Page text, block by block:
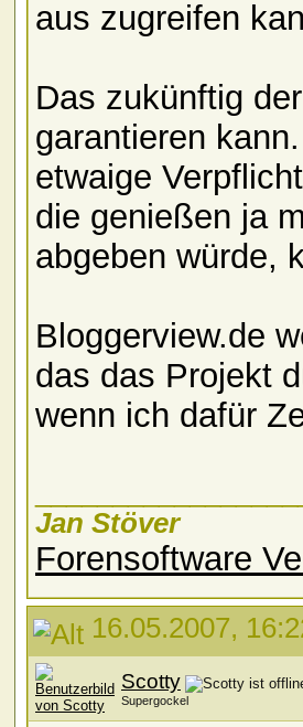
aus zugreifen
Das zukünftig
garantieren
etwaige
die genießen ja
abgeben würde,
Bloggerview.de
das das Projekt
wenn ich dafür
Jan Stöver
Forensoftware
16.05.2007,
Scotty
Supergockel